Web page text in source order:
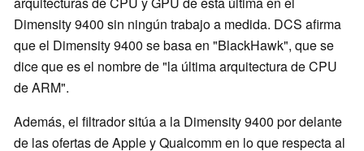
Dimensity 9400 sin ningún trabajo a medida. DCS afirma
que el Dimensity 9400 se basa en "BlackHawk", que se
dice que es el nombre de "la última arquitectura de CPU
de ARM".
Además, el filtrador sitúa a la Dimensity 9400 por delante
de las ofertas de Apple y Qualcomm en lo que respecta al